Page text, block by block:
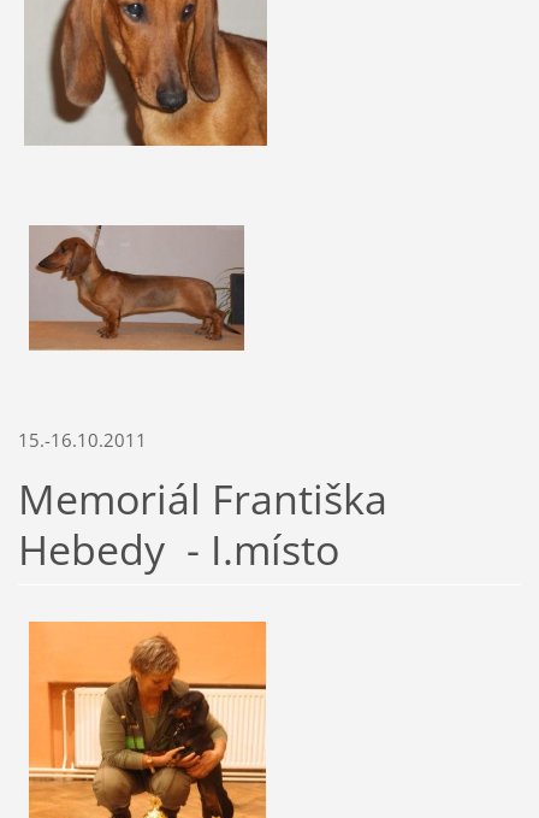
15.-16.10.2011
Memoriál Františka
Hebedy - I.místo